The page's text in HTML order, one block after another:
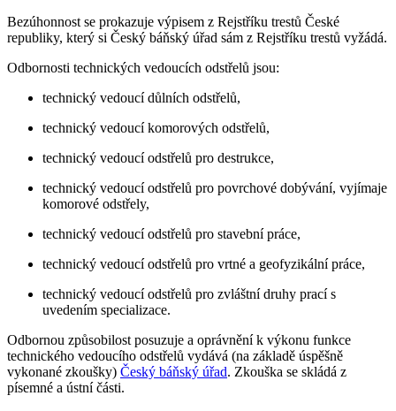
Bezúhonnost se prokazuje výpisem z Rejstříku trestů České
republiky, který si Český báňský úřad sám z Rejstříku trestů vyžádá.
Odbornosti technických vedoucích odstřelů jsou:
technický vedoucí důlních odstřelů,
technický vedoucí komorových odstřelů,
technický vedoucí odstřelů pro destrukce,
technický vedoucí odstřelů pro povrchové dobývání, vyjímaje
komorové odstřely,
technický vedoucí odstřelů pro stavební práce,
technický vedoucí odstřelů pro vrtné a geofyzikální práce,
technický vedoucí odstřelů pro zvláštní druhy prací s
uvedením specializace.
Odbornou způsobilost posuzuje a oprávnění k výkonu funkce
technického vedoucího odstřelů vydává (na základě úspěšně
vykonané zkoušky) Český báňský úřad. Zkouška se skládá z
písemné a ústní části.